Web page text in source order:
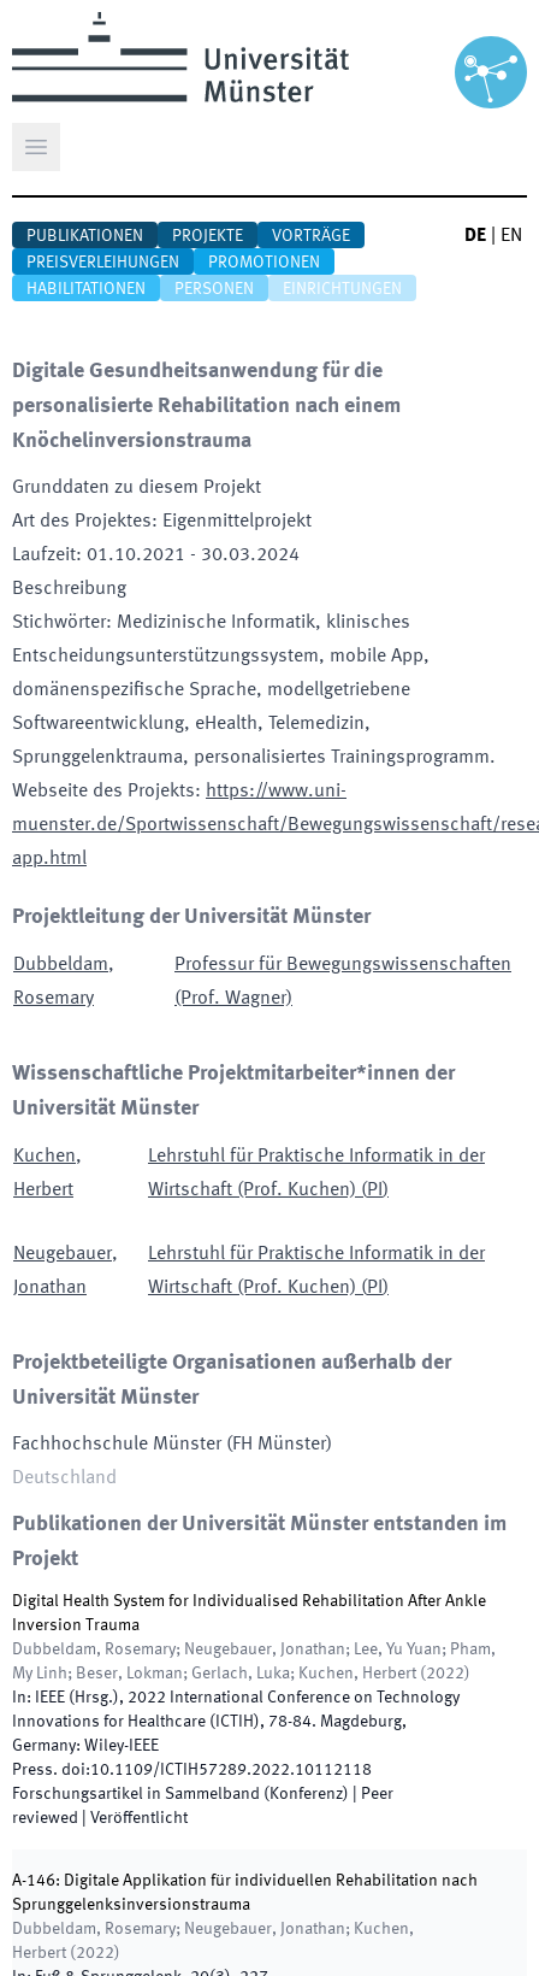
Hauptmenü öffnen
PUBLIKATIONEN PROJEKTE
VORTRÄGE
PREISVERLEIHUNGEN
PROMOTIONEN
HABILITATIONEN
PERSONEN EINRICHTUNGEN
DE EN
Digitale Gesundheitsanwendung für die
personalisierte Rehabilitation nach einem
Knöchelinversionstrauma
Grunddaten zu diesem Projekt
Art des Projektes: Eigenmittelprojekt
Laufzeit: 01.10.2021 - 30.03.2024
Beschreibung
Stichwörter: Medizinische Informatik, klinisches
Entscheidungsunterstützungssystem, mobile App,
domänenspezifische Sprache, modellgetriebene
Softwareentwicklung, eHealth, Telemedizin,
Sprunggelenktrauma, personalisiertes Trainingsprogramm.
Webseite des Projekts: https://www.uni-
muenster.de/Sportwissenschaft/Bewegungswissenschaft/
app.html
Projektleitung der Universität Münster
Dubbeldam,
Rosemary
Professur für Bewegungswissenschaften
(Prof. Wagner)
Wissenschaftliche Projektmitarbeiter*innen der
Universität Münster
Kuchen,
Herbert
Lehrstuhl für Praktische Informatik in der
Wirtschaft (Prof. Kuchen) (PI )
Neugebauer,
Jonathan
Lehrstuhl für Praktische Informatik in der
Wirtschaft (Prof. Kuchen) (PI )
Projektbeteiligte Organisationen außerhalb der
Universität Münster
Fachhochschule Münster(FH Münster)
Deutschland
Publikationen der Universität Münster entstanden im
Projekt
Digital Health System for Individualised Rehabilitation After Ankle
Inversion Trauma
Dubbeldam, Rosemary; Neugebauer, Jonathan; Lee, Yu Yuan; Pham,
My Linh; Beser, Lokman; Gerlach, Luka; Kuchen, Herbert ( 2022)
In:
IEEE ( Hrsg.), 2022 International Conference on Technology
Innovations for Healthcare (ICTIH), 78-84. Magdeburg,
Germany: Wiley-IEEE
Press. doi:10.1109/ICTIH57289.2022.10112118
Forschungsartikel in Sammelband (Konferenz) | Peer
reviewed
Veröffentlicht
A-146: Digitale Applikation für individuellen Rehabilitation nach
Sprunggelenksinversionstrauma
Dubbeldam, Rosemary; Neugebauer, Jonathan; Kuchen,
Herbert ( 2022)